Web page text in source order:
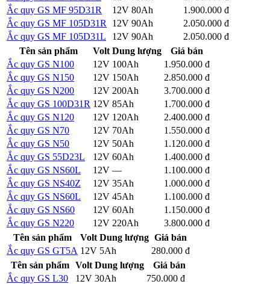
Ắc quy GS MF 95D31R
12V 80Ah 1.900.000 đ
Ắc quy GS MF 105D31R
12V 90Ah 2.050.000 đ
Ắc quy GS MF 105D31L
12V 90Ah 2.050.000 đ
Tên sản phẩm
Volt Dung lượng
Giá bán
Ắc quy GS N100
12V 100Ah 1.950.000 đ
Ắc quy GS N150
12V 150Ah 2.850.000 đ
Ắc quy GS N200
12V 200Ah 3.700.000 đ
Ắc quy GS 100D31R 12V 85Ah 1.700.000 đ
Ắc quy GS N120
12V 120Ah 2.400.000 đ
Ắc quy GS N70
12V 70Ah 1.550.000 đ
Ắc quy GS N50
12V 50Ah 1.120.000 đ
Ắc quy GS 55D23L
12V 60Ah 1.400.000 đ
Ắc quy GS NS60L
12V — 1.100.000 đ
Ắc quy GS NS40Z
12V 35Ah 1.000.000 đ
Ắc quy GS NS60L
12V 45Ah 1.100.000 đ
Ắc quy GS NS60
12V 60Ah 1.150.000 đ
Ắc quy GS N220
12V 220Ah 3.800.000 đ
Tên sản phẩm
Volt Dung lượng Giá bán
Ắc quy GS GT5A 12V 5Ah 280.000 đ
Tên sản phẩm
Volt Dung lượng
Giá bán
Ắc quy GS L30
12V 30Ah 750.000 đ